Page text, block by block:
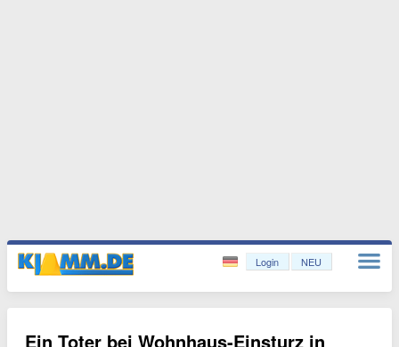
Login NEU
Ein Toter bei Wohnhaus-Einsturz in